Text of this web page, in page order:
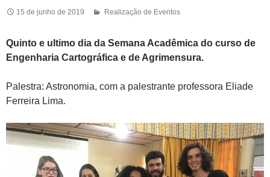
15 de junho de 2019 Realização de Eventos
Quinto e ultimo dia da Semana Acadêmica do curso de
Engenharia Cartográfica e de Agrimensura.
Palestra: Astronomia, com a palestrante professora Eliade
Ferreira Lima.